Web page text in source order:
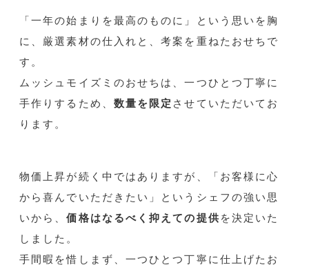
「一年の始まりを最高のものに」という思いを胸
に、厳選素材の仕入れと、考案を重ねたおせちで
す。
ムッシュモイズミのおせちは、一つひとつ丁寧に
手作りするため、 数量を限定 させていただいてお
ります。
物価上昇が続く中ではありますが、「お客様に心
から喜んでいただきたい」というシェフの強い思
いから、価格はなるべく抑えての提供 を決定いた
しました。
手間暇を惜しまず、一つひとつ丁寧に仕上げたお